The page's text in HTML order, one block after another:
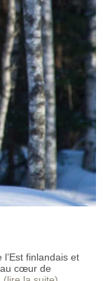
finlandais et
cœur de